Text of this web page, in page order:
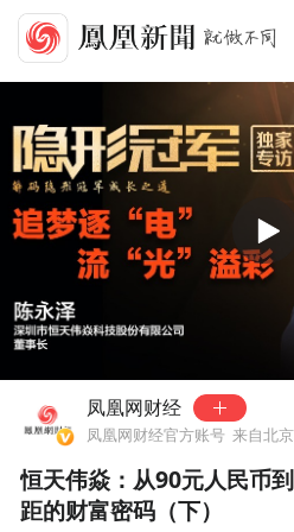
00:00
凤凰网财经
凤凰网财经官方账号 来自北
恒天伟焱：从90元人民币
距的财富密码（下）